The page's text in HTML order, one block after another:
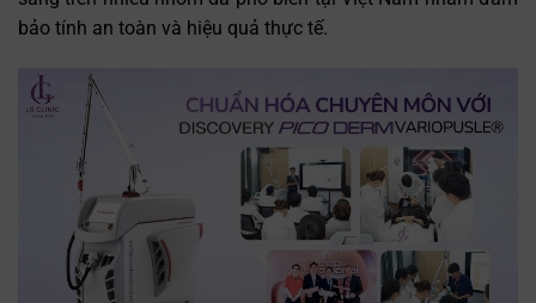
bảo tính an toàn và hiệu quả thực tế.